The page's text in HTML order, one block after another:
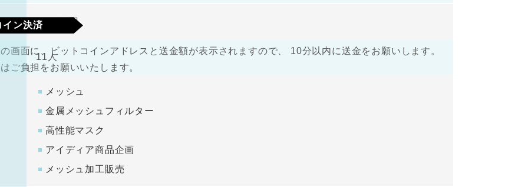
イン決済
画面に、ビットコインアドレスと送金額が表示されますので、 10分以内に送金をお願いします。
ご負担をお願いいたします。
1000万円
11人
メッシュ
金属メッシュフィルター
高性能マスク
アイディア商品企画
メッシュ加工販売